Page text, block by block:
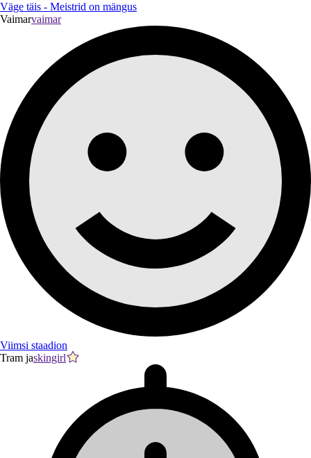
Väge täis - Meistrid on mängus
Vaimarvaimar
Viimsi staadion
Tram jaskingirl